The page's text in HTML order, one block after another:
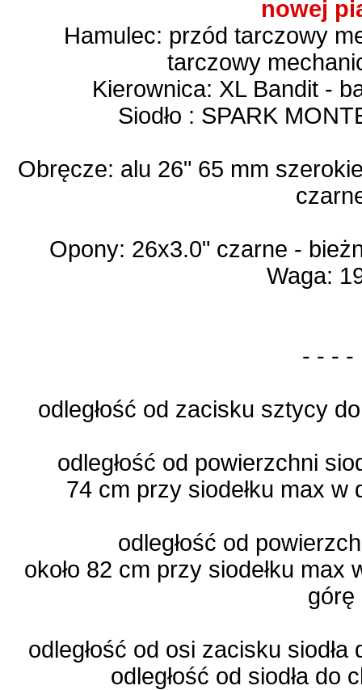
nowej
Hamulec: przód tarczowy
tarczowy
Kierownica: XL Bandit -
Siodło : SPARK
Obręcze: alu 26" 65 mm
Opony: 26x3.0" czarne -
Waga:
- - - -
odległość od zacisku sztycy
odległość od powierzchni
74 cm przy siodełku max w
odległość od
około 82 cm przy siodełku max
górę
odległość od osi zacisku
odległość od siodła